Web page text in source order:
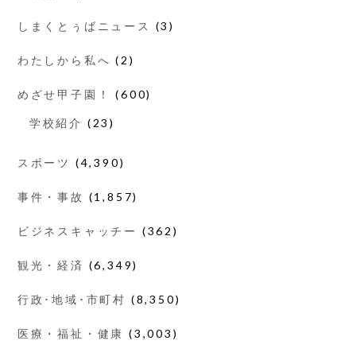
しまくとぅばニュース (3)
わたしから私へ (2)
めざせ甲子園！ (600)
学校紹介 (23)
スポーツ (4,390)
事件・事故 (1,857)
ビジネスキャッチー (362)
観光・経済 (6,349)
行政･地域･市町村 (8,350)
医療・福祉・健康 (3,003)